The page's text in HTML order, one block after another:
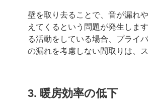
壁を取り去ることで、音が漏れ
えてくるという問題が発生しま
る活動をしている場合、プライ
の漏れを考慮しない間取りは、
3. 暖房効率の低下